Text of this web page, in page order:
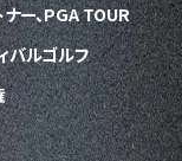
ナー、PGA TOUR
バルゴルフ